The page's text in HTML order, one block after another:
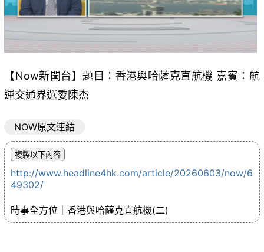
【Now新聞台】題目：香港與哈薩克直航機 嘉賓：航
運交通界選委陳杰
NOW原文連結
http://www.headline4hk.com/article/20260603/now/6
49302/
時事全方位｜香港與哈薩克直航機(二)